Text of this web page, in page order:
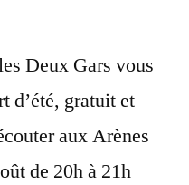
Deux Gars vous
d’été, gratuit et
aux Arènes
de 20h à 21h